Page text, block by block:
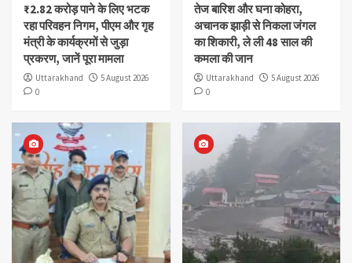
₹2.82 करोड़ पाने के लिए भटक
रहा परिवहन निगम, पीएम और गृह
मंत्री के कार्यक्रमों से जुड़ा
प्रकरण, जानें पूरा मामला
Uttarakhand
5 August 2026
0
तेज बारिश और घना कोहरा,
अचानक झाड़ी से निकला जंगल
का शिकारी, ले ली 48 साल की
कमला की जान
Uttarakhand
5 August 2026
0